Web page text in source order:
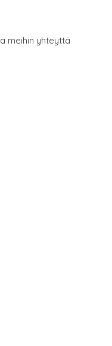
meihin yhteyttä